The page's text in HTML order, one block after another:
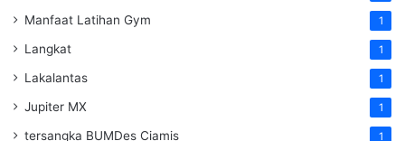
Manfaat Latihan Gym 1
Langkat 1
Lakalantas 1
Jupiter MX 1
tersangka BUMDes Ciamis 1